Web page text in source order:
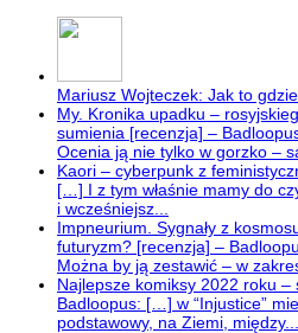
Mariusz Wojteczek: Jak to
My. Kronika upadku –
sumienia [recenzja] –
Ocenia ją nie tylko w gorzko –
Kaori – cyberpunk z
[…] I z tym właśnie mamy do
i wcześniejsz...
Impneurium. Sygnały z
futuryzm? [recenzja] –
Można by ją zestawić – w
Najlepsze komiksy 2022 roku
Badloopus: […] w “Injustice”
podstawowy, na Ziemi, między...